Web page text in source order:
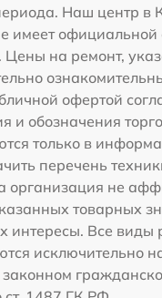
Наш центр в
имеет официальной
Цены на ремонт,
офертой
и обозначения
только в
перечень
организация не
товарных
интересы. Все виды
исключительно